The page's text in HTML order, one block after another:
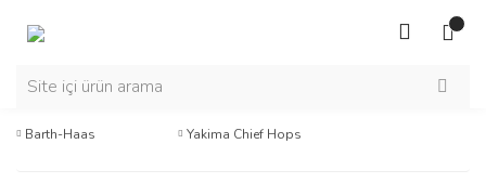
Barth-Haas Yakima Chief Hops